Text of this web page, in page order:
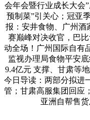
会年会暨行业成长大会
预制菜”引关心；冠亚
报：安井食物、广州酒
赛巅峰对决收官，巴
动全场！广州国际自有
监视办理局食物平安
9.4亿元 支撑、甘肃等
今日导读：两部分拟进
管；甘肃高服集团回应
亚洲自帮售